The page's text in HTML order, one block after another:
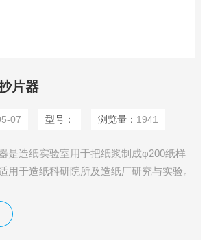
片器
07 型号： 浏览量： 1941
是造纸实验室用于把纸浆制成φ200纸样
用于造纸科研院所及造纸厂研究与实验。
理强度的检验，鉴别纸浆原材料性能和打
术指标符合我国造纸物理检验设备的规定